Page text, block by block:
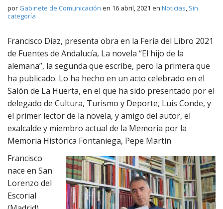
por Gabinete de Comunicación en 16 abril, 2021 en Noticias, Sin
categoría
Francisco Díaz, presenta obra en la Feria del Libro 2021
de Fuentes de Andalucía, La novela “El hijo de la
alemana”, la segunda que escribe, pero la primera que
ha publicado. Lo ha hecho en un acto celebrado en el
Salón de La Huerta, en el que ha sido presentado por el
delegado de Cultura, Turismo y Deporte, Luis Conde, y
el primer lector de la novela, y amigo del autor, el
exalcalde y miembro actual de la Memoria por la
Memoria Histórica Fontaniega, Pepe Martín
Francisco
nace en San
Lorenzo del
Escorial